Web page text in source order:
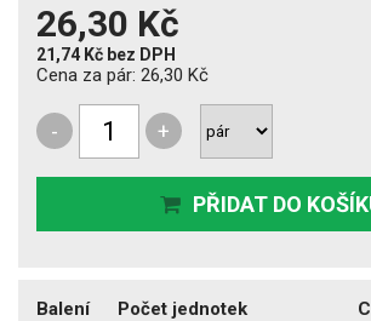
26,30 Kč
21,74 Kč bez DPH
Cena za pár: 26,30 Kč
- +
PŘIDAT DO
Balení Počet jednotek